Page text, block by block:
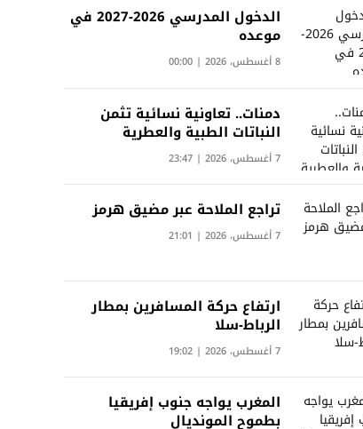
الدخول المدرسي 2026-2027 في
موعده
8 أغسطس، 2026 | 00:00
دمنات.. تعاونية نسائية تثمن
النباتات الطبية والعطرية
7 أغسطس، 2026 | 23:47
تراجع الملاحة عبر مضيق هرمز
7 أغسطس، 2026 | 21:01
ارتفاع حركة المسافرين بمطار
الرباط-سلا
7 أغسطس، 2026 | 19:02
المغرب يواجه جنوب إفريقيا
بطموح المونديال